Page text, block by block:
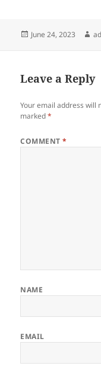
Posted
June 24, 2023
Leave a Reply
Your email address will
marked*
COMMENT*
NAME
EMAIL